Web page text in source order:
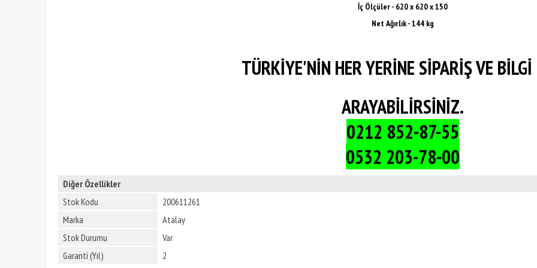
İç Ölçüler - 620 x 620 x 150
Net Ağırlık - 144 kg
TÜRKİYE'NİN HER YERİNE SİPARİŞ VE
ARAYABİLİRSİNİZ.
0212 852-87-55
0532 203-78-00
Diğer Özellikler
Stok Kodu
200611261
Marka
Atalay
Stok Durumu
Var
Garanti (Yıl)
2